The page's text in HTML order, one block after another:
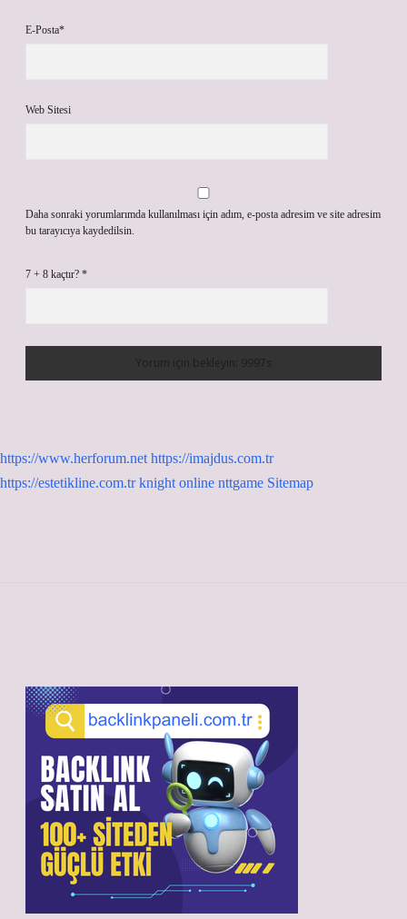
E-Posta*
Web Sitesi
Daha sonraki yorumlarımda kullanılması için adım, e-posta adresim ve site adresim
bu tarayıcıya kaydedilsin.
7 + 8 kaçtır? *
https://www.herforum.net https://imajdus.com.tr
https://estetikline.com.tr knight online nttgame Sitemap